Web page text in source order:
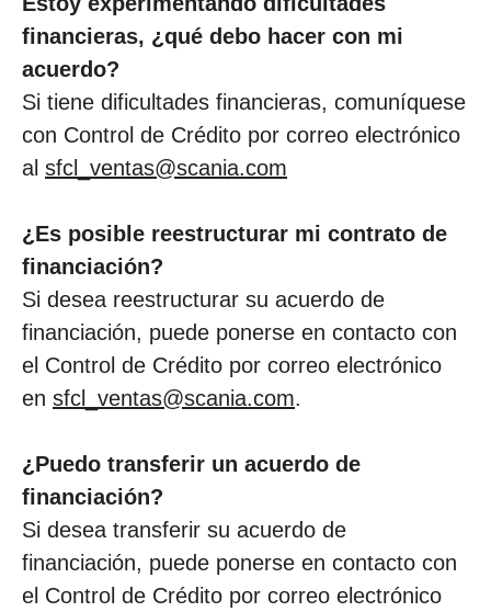
financieras, ¿qué debo hacer con mi
acuerdo?
Si tiene dificultades financieras, comuníquese
con Control de Crédito por correo electrónico
al sfcl_ventas@scania.com
¿Es posible reestructurar mi contrato de
financiación?
Si desea reestructurar su acuerdo de
financiación, puede ponerse en contacto con
el Control de Crédito por correo electrónico
en sfcl_ventas@scania.com.
¿Puedo transferir un acuerdo de
financiación?
Si desea transferir su acuerdo de
financiación, puede ponerse en contacto con
el Control de Crédito por correo electrónico